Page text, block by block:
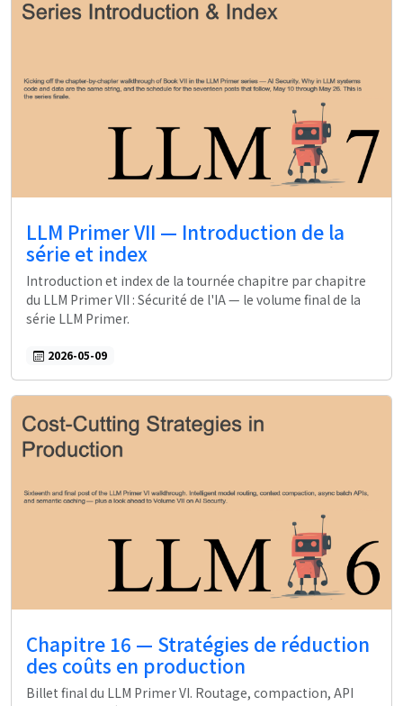
LLM Primer VII — Introduction de la
série et index
Introduction et index de la tournée chapitre par chapitre
du LLM Primer VII : Sécurité de l'IA — le volume final de la
série LLM Primer.
2026-05-09
Chapitre 16 — Stratégies de réduction
des coûts en production
Billet final du LLM Primer VI. Routage, compaction, API